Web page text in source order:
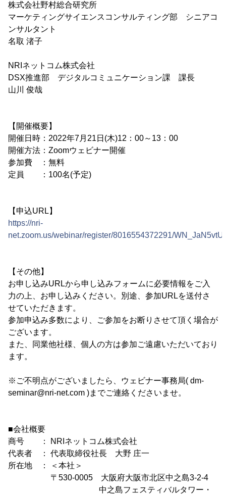
株式会社野村総合研究所
マーケティングサイエンスコンサルティング部 シニアコ
ンサルタント
名取 渚子
NRIネットコム株式会社
DSX推進部 デジタルコミュニケーション課 課長
山川 俊哉
【開催概要】
開催日時：2022年7月21日(木)12：00～13：00
開催方法：Zoomウェビナー開催
参加費 ：無料
定員 ：100名(予定)
【申込URL】
https://nri-
net.zoom.us/webinar/register/8016554372291/
【その他】
お申し込みURLから申し込みフォームに必要情報をご入
力の上、お申し込みください。別途、参加URLを送付さ
せていただきます。
参加申込み多数により、ご参加をお断りさせて頂く場合が
ございます。
また、同業他社様、個人の方は参加ご遠慮いただいており
ます。
※ご不明点がございましたら、ウェビナー事務局( dm-
seminar@nri-net.com )までご連絡くださいませ。
■会社概要
商号 ： NRIネットコム株式会社
代表者 ： 代表取締役社長 大野 庄一
所在地 ： ＜本社＞
〒530-0005 大阪府大阪市北区中之島3-2-4
中之島フェスティバルタワー・